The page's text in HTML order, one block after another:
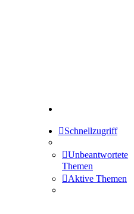
versenken
Schnellzugriff
Unbeantwortete
Themen
Aktive Themen